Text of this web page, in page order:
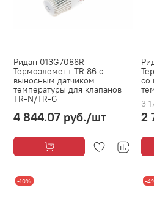
Ридан 013G7086R —
Термоэлемент TR 86 с
выносным датчиком
температуры для клапанов
TR-N/TR-G
4 844.07 руб./шт
со
3
2
-10% -